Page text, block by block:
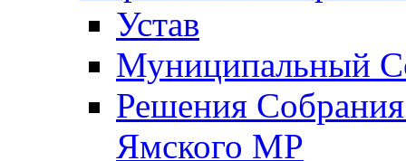
Устав
Муниципальный
Решения
Ямского МР